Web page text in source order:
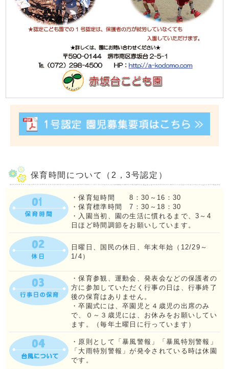
保育時間について（2，3号認定）
・保育短時間 8：30～16：30
・保育標準時間 7：30～18：30
・入園当初、園の生活に慣れるまで、3～4
日ほど時間調節をお願いしています。
日曜日、国民の休日、年末年始（12/29～
1/4）
・保育参観、運動会、発表会などの保護者の
方に参加していただく行事の日は、行事終了
後の保育はありません。
・卒園式には、卒園児と４歳児の出席のみ
で、０～３歳児には、お休みをお願いしてい
ます。（毎年土曜日に行っています）
・原則として「暴風警報」「暴風特別警報」
「大雨特別警報」が発令されている時は休園
です。